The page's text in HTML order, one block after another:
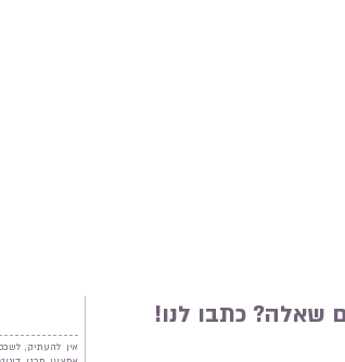
אין להעתיק,
שאלה? כתבו לנו!